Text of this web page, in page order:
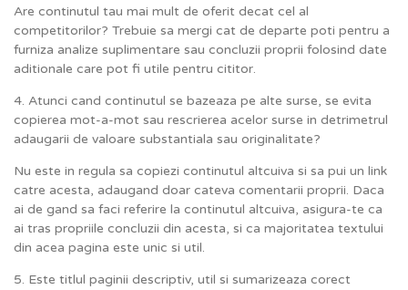
Are continutul tau mai mult de oferit decat cel al
competitorilor? Trebuie sa mergi cat de departe poti pentru a
furniza analize suplimentare sau concluzii proprii folosind date
aditionale care pot fi utile pentru cititor.
4. Atunci cand continutul se bazeaza pe alte surse, se evita
copierea mot-a-mot sau rescrierea acelor surse in detrimetrul
adaugarii de valoare substantiala sau originalitate?
Nu este in regula sa copiezi continutul altcuiva si sa pui un link
catre acesta, adaugand doar cateva comentarii proprii. Daca
ai de gand sa faci referire la continutul altcuiva, asigura-te ca
ai tras propriile concluzii din acesta, si ca majoritatea textului
din acea pagina este unic si util.
5. Este titlul paginii descriptiv, util si sumarizeaza corect